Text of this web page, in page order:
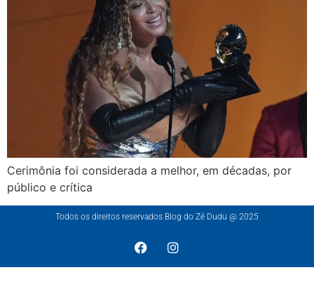
Cerimônia foi considerada a melhor, em décadas, por
público e crítica
Todos os direitos reservados Blog do Zé Dudu @ 2025